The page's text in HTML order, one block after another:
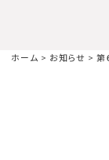
ホーム > お知らせ > 第